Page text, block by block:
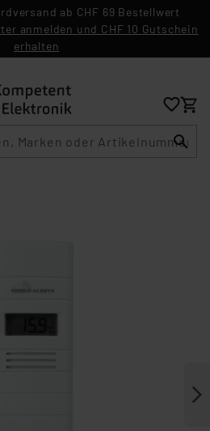
ab CHF 69 Bestellwert
anmelden und CHF 10 Gutschein
erhalten